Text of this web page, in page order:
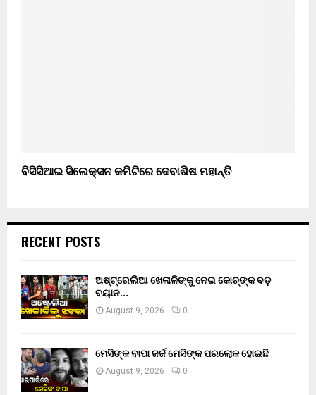
ବିସିସିଆଇ ସିଲେକ୍ସନ କମିଟିରେ ଦେବାଶିଷ ମହାନ୍ତି
RECENT POSTS
ଅଷ୍ଟ୍ରେଲିଆ ଖେଳାଳିଙ୍କୁ ନେଇ କୋଚ୍‌ଙ୍କ ବଡ଼
ବୟାନ…
August 9, 2026 0
ମେସିଙ୍କ ବାପା ଜର୍ଜ ମେସିଙ୍କ ପରଲୋକ ହୋଇଛି
August 9, 2026 0